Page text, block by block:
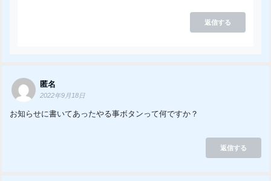
返信する
匿名
2022年9月18日
お知らせに書いてあったやる事ボタンって何ですか？
返信する